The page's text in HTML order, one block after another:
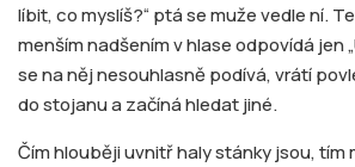
líbit, co myslíš?“ ptá se muže vedle ní.
menším nadšením v hlase odpovídá jen
se na něj nesouhlasně podívá, vrátí
do stojanu a začíná hledat jiné.
Čím hlouběji uvnitř haly stánky jsou, tím